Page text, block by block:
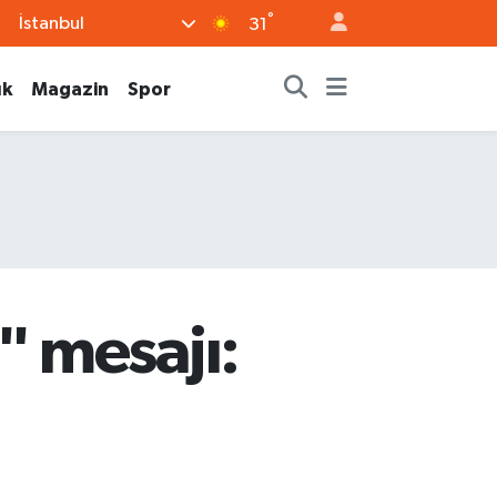
İstanbul 31 °
Magazin Spor
mesajı: